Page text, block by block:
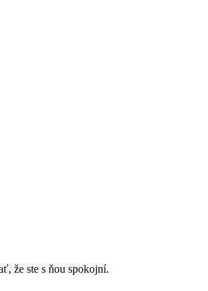
že ste s ňou spokojní.